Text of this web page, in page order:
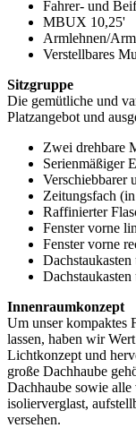
Fahrer- und
MBUX 10,25'
Armlehnen/
Verstellbares
Sitzgruppe
Die gemütliche und
Platzangebot und
Zwei drehbare
Serienmäßiger
Verschiebbarer
Zeitungsfach
Raffinierter
Fenster vorne
Fenster vorne
Dachstaukasten
Innenraumkonzept
Um unser kompaktes
lassen, haben wir
Lichtkonzept und
große Dachhaube
Dachhaube sowie alle
isolierverglast,
versehen.